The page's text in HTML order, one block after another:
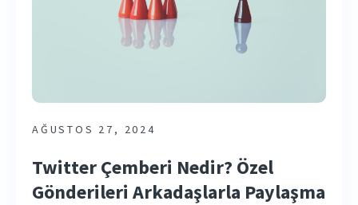
AĞUSTOS 27, 2024
Twitter Çemberi Nedir? Özel
Gönderileri Arkadaşlarla Paylaşma